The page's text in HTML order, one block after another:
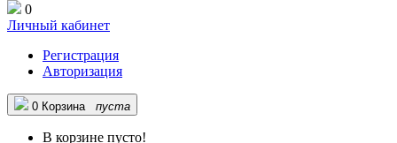
0
Личный кабинет
Регистрация
Авторизация
0 Корзина пуста
В корзине пусто!